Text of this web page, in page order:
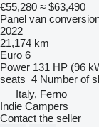
€55,280 ≈ $63,490
Panel van
2022
21,174 km
Euro 6
Power 131 HP (96
seats 4 Number of
Italy, Ferno
Indie Campers
Contact the seller